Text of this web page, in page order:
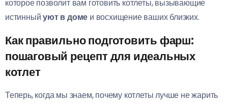
которое позволит вам готовить котлеты, вызывающие
истинныйуют в доме и восхищение ваших близких.
Как правильно подготовить фарш:
пошаговый рецепт для идеальных
котлет
Теперь, когда мы знаем, почему котлеты лучше не жарить